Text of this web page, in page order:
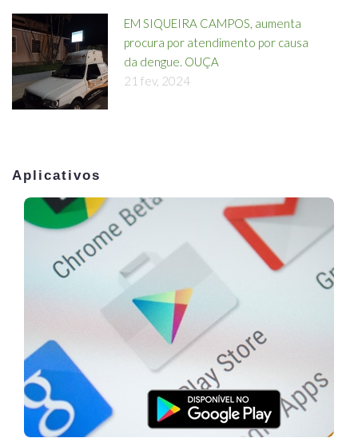
EM SIQUEIRA CAMPOS, aumenta
procura por atendimento por causa
da dengue. OUÇA
21 fev, 2024
Aplicativos